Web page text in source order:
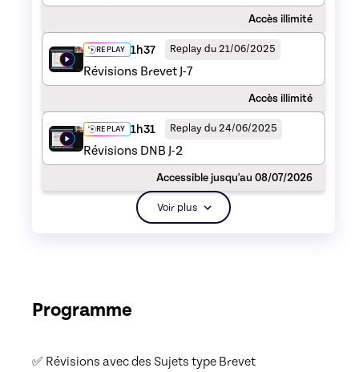
Accès illimité
REPLAY 1h37 Replay du 21/06/2025
Révisions Brevet J-7
Accès illimité
REPLAY 1h31 Replay du 24/06/2025
Révisions DNB J-2
Accessible jusqu'au 08/07/2026
Voir plus
Programme
✅ Révisions avec des Sujets type Brevet